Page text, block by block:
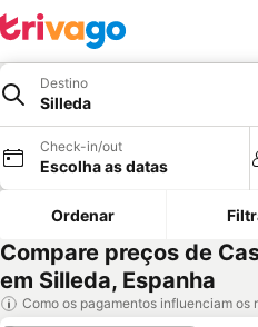
Destino
Silleda
Check-in/out
Escolha as datas
Ordenar
Compare preços de
em Silleda, Espanha
Como os pagamentos influenciam os